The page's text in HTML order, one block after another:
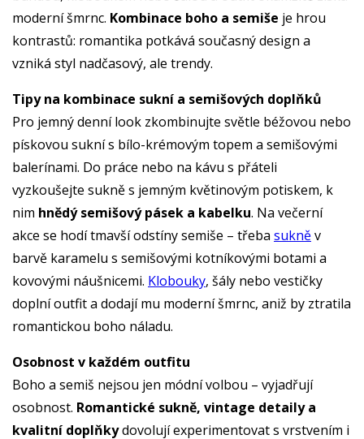
moderní šmrnc. Kombinace boho a semiše je hrou
kontrastů: romantika potkává současný design a
vzniká styl nadčasový, ale trendy.
Tipy na kombinace sukní a semišových doplňků
Pro jemný denní look zkombinujte světle béžovou nebo
pískovou sukní s bílo-krémovým topem a semišovými
balerínami. Do práce nebo na kávu s přáteli
vyzkoušejte sukně s jemným květinovým potiskem, k
nim hnědý semišový pásek a kabelku. Na večerní
akce se hodí tmavší odstíny semiše – třeba sukněv
barvě karamelu s semišovými kotníkovými botami a
kovovými náušnicemi. Klobouky, šály nebo vestičky
doplní outfit a dodají mu moderní šmrnc, aniž by ztratila
romantickou boho náladu.
Osobnost v každém outfitu
Boho a semiš nejsou jen módní volbou – vyjadřují
osobnost. Romantické sukně, vintage detaily a
kvalitní doplňkydovolují experimentovat s vrstvením i